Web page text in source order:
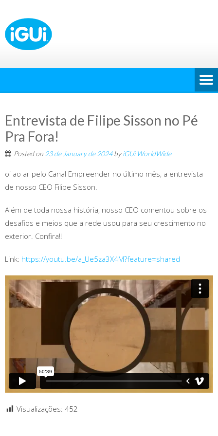
Entrevista de Filipe Sisson no Pé
Pra Fora!
Posted on 23 de January de 2024byiGUi WorldWide
oi ao ar pelo Canal Empreender no último mês, a entrevista
de nosso CEO Filipe Sisson.
Além de toda nossa história, nosso CEO comentou sobre os
desafios e meios que a rede usou para seu crescimento no
exterior. Confira!!
Link: https://youtu.be/a_Ue5za3X4M?feature=shared
Visualizações: 452